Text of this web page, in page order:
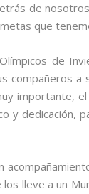
de
que
de
compañeros
importante,
y dedicación,
lleve a un